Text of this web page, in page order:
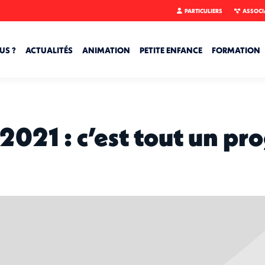
PARTICULIERS
? ACTUALITÉS ANIMATION PETITE ENFANCE FORMATION
: c’est tout un